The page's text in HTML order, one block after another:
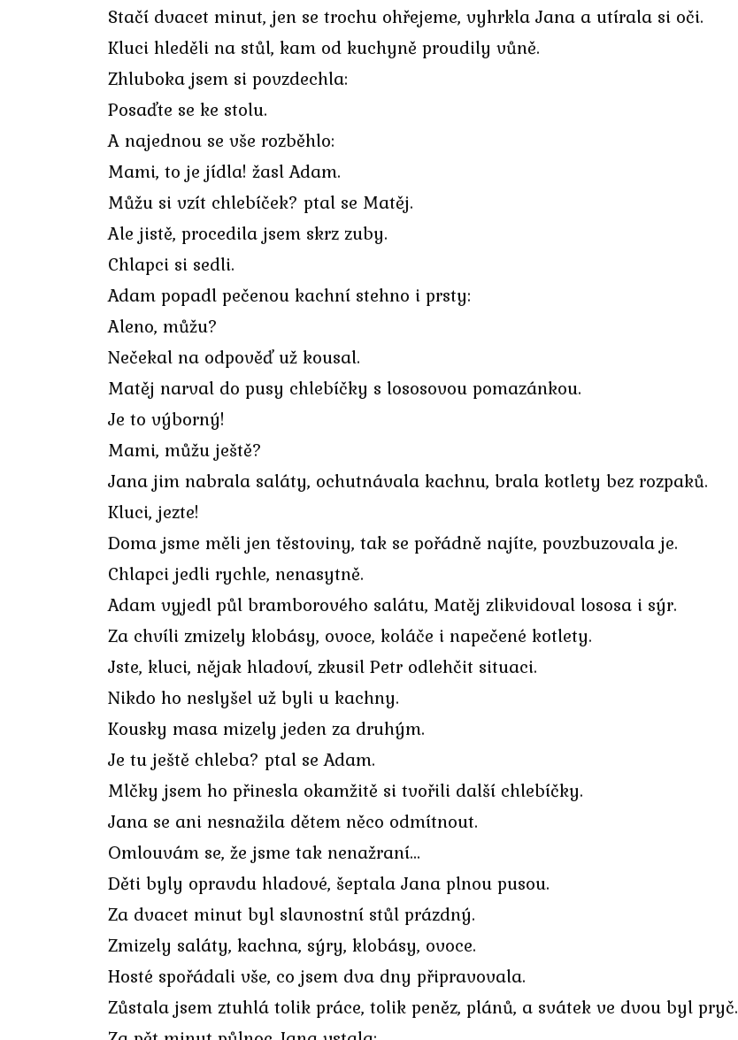
Stačí dvacet minut, jen se trochu ohřejeme, vyhrkla Jana a utírala si oči.
Kluci hleděli na stůl, kam od kuchyně proudily vůně.
Zhluboka jsem si povzdechla:
Posaďte se ke stolu.
A najednou se vše rozběhlo:
Mami, to je jídla! žasl Adam.
Můžu si vzít chlebíček? ptal se Matěj.
Ale jistě, procedila jsem skrz zuby.
Chlapci si sedli.
Adam popadl pečenou kachní stehno i prsty:
Aleno, můžu?
Nečekal na odpověď už kousal.
Matěj narval do pusy chlebíčky s lososovou pomazánkou.
Je to výborný!
Mami, můžu ještě?
Jana jim nabrala saláty, ochutnávala kachnu, brala kotlety bez rozpaků.
Kluci, jezte!
Doma jsme měli jen těstoviny, tak se pořádně najíte, povzbuzovala je.
Chlapci jedli rychle, nenasytně.
Adam vyjedl půl bramborového salátu, Matěj zlikvidoval lososa i sýr.
Za chvíli zmizely klobásy, ovoce, koláče i napečené kotlety.
Jste, kluci, nějak hladoví, zkusil Petr odlehčit situaci.
Nikdo ho neslyšel už byli u kachny.
Kousky masa mizely jeden za druhým.
Je tu ještě chleba? ptal se Adam.
Mlčky jsem ho přinesla okamžitě si tvořili další chlebíčky.
Jana se ani nesnažila dětem něco odmítnout.
Omlouvám se, že jsme tak nenažraní…
Děti byly opravdu hladové, šeptala Jana plnou pusou.
Za dvacet minut byl slavnostní stůl prázdný.
Zmizely saláty, kachna, sýry, klobásy, ovoce.
Hosté spořádali vše, co jsem dva dny připravovala.
Zůstala jsem ztuhlá tolik práce, tolik peněz, plánů, a svátek ve dvou byl pryč.